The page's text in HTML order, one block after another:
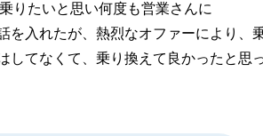
りたいと思い何度も営業さんに
を入れたが、熱烈なオファーにより、
してなくて、乗り換えて良かったと思